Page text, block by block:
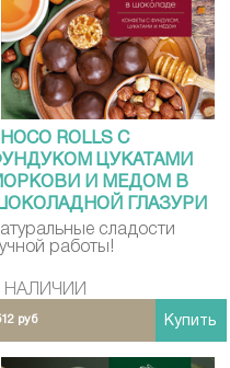
ROLLS С
ЦУКАТАМИ
И МЕДОМ В
ГЛАЗУРИ
135 Г
сладости
работы!
НАЛИЧИИ
руб Купить